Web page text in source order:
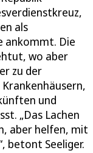
als
ankommt. Die
wo aber
zu der
und
„Das Lachen
aber helfen, mit
betont Seeliger.